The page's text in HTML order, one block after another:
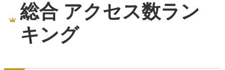
総合 アクセス数ラン
キング